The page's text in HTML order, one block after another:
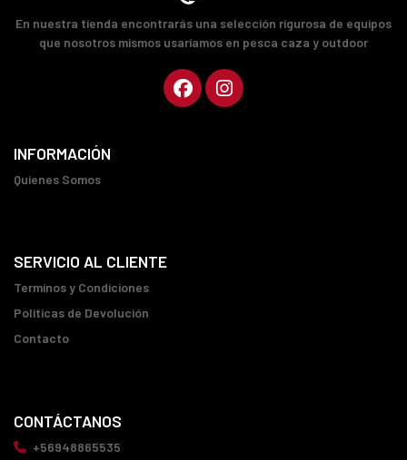
En nuestra tienda encontrarás una selección rigurosa de equipos
que nosotros mismos usaríamos en pesca caza y outdoor
INFORMACIÓN
Quienes Somos
SERVICIO AL CLIENTE
Terminos y Condiciones
Políticas de Devolución
Contacto
CONTÁCTANOS
+56948865535